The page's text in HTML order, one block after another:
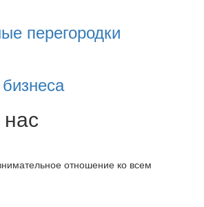
перегородки
отношение ко всем